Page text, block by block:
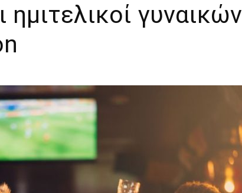
γυναικών